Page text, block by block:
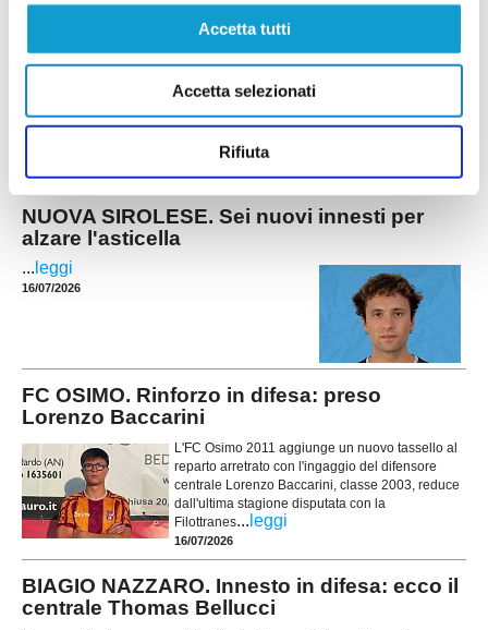
Accetta tutti
Accetta selezionati
Rifiuta
La Valle del Giano Fabriano riparte da una
l'allenatore della prima squadra impegnata nel
riconferma fortemente voluta dalla società,
arrivata al termine di una stagione intensa e ricca
NUOVA SIROLESE. Sei nuovi innesti per
alzare l'asticella
... leggi
16/07/2026
FC OSIMO. Rinforzo in difesa: preso
Lorenzo Baccarini
L'FC Osimo 2011 aggiunge un nuovo tassello al
reparto arretrato con l'ingaggio del difensore
centrale Lorenzo Baccarini, classe 2003, reduce
dall'ultima stagione disputata con la
Filottranes... leggi
16/07/2026
BIAGIO NAZZARO. Innesto in difesa: ecco il
centrale Thomas Bellucci